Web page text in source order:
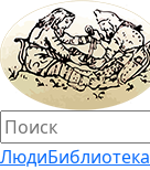
ЛюдиБиблиотека